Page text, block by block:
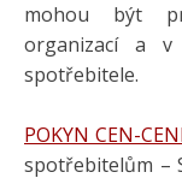
mohou být
organizací a
spotřebitele.
POKYN CEN-
spotřebitelům –